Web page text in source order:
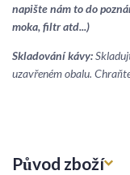
napište nám to do
moka, filtr atd...)
Skladování kávy:
uzavřeném obalu.
Původ zboží